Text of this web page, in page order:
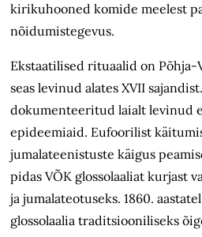
kirikuhooned komide meelest
nõidumistegevus.
Ekstaatilised rituaalid on Põhja-
seas levinud alates XVII
dokumenteeritud laialt levinud
epideemiaid. Eufoorilist
jumalateenistuste käigus
pidas VÕK glossolaaliat kurjast
ja jumalateotuseks. 1860.
glossolaalia traditsiooniliseks